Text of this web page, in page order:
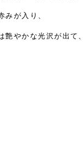
みが入り、
やかな光沢が出て、